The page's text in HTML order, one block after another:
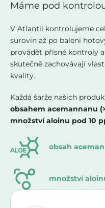
Máme pod
V Atlantii kontrolujeme
surovin až po balení
provádět přísné kontroly
skutečně zachovávají
kvality.
Každá šarže našich
obsahem acemannanu
množství aloinu pod 10
obsah
množství